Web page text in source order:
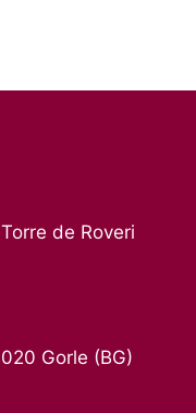
de Roveri
Gorle (BG)